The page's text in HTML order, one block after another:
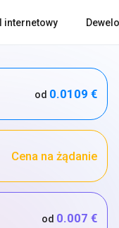
internetowy
od 0.0109 €
Cena na żądanie
od 0.007 €